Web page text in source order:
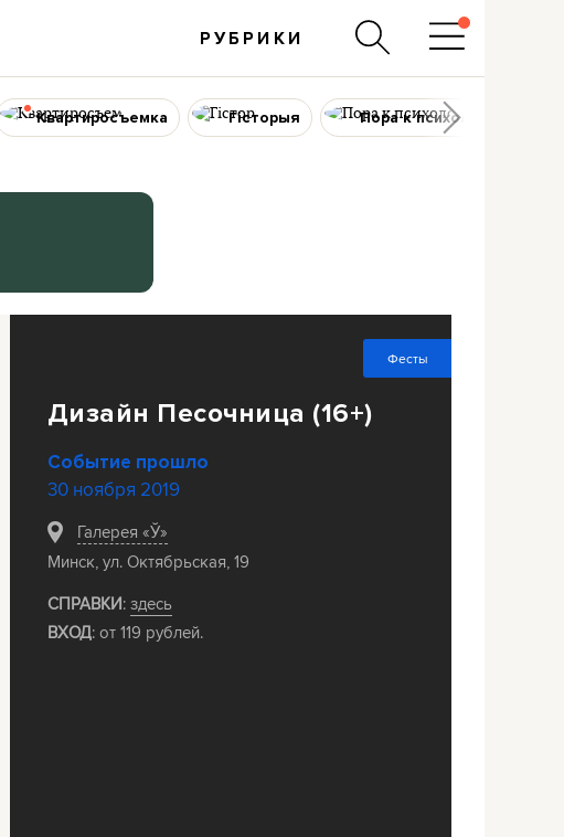
РУБРИКИ
Квартиросъемка Гісторыя Пора к психологу
Фесты
Дизайн Песочница (16+)
Событие прошло
30 ноября 2019
Галерея «Ў»
Минск, ул. Октябрьская, 19
СПРАВКИ:здесь
ВХОД: от 119 рублей.